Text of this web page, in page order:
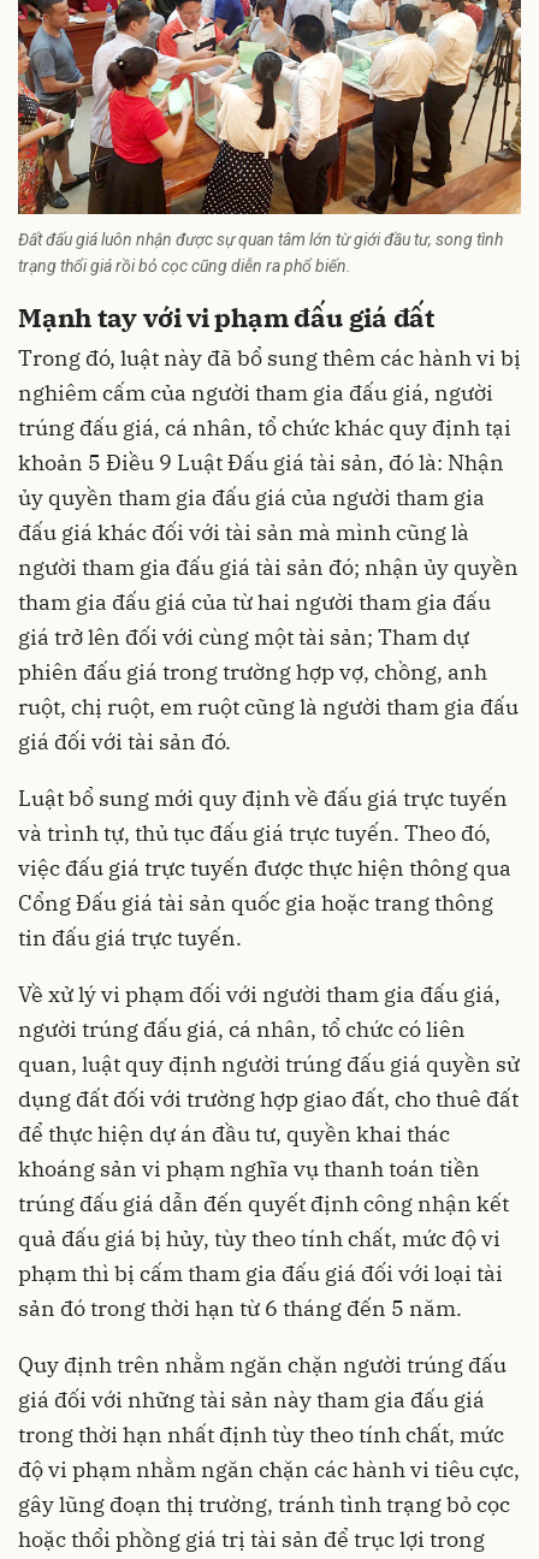
Đất đấu giá luôn nhận được sự quan tâm lớn từ giới đầu tư, song tình
trạng thổi giá rồi bỏ cọc cũng diễn ra phổ biến.
Mạnh tay với vi phạm đấu giá đất
Trong đó, luật này đã bổ sung thêm các hành vi bị
nghiêm cấm của người tham gia đấu giá, người
trúng đấu giá, cá nhân, tổ chức khác quy định tại
khoản 5 Điều 9 Luật Đấu giá tài sản, đó là: Nhận
ủy quyền tham gia đấu giá của người tham gia
đấu giá khác đối với tài sản mà mình cũng là
người tham gia đấu giá tài sản đó; nhận ủy quyền
tham gia đấu giá của từ hai người tham gia đấu
giá trở lên đối với cùng một tài sản; Tham dự
phiên đấu giá trong trường hợp vợ, chồng, anh
ruột, chị ruột, em ruột cũng là người tham gia đấu
giá đối với tài sản đó.
Luật bổ sung mới quy định về đấu giá trực tuyến
và trình tự, thủ tục đấu giá trực tuyến. Theo đó,
việc đấu giá trực tuyến được thực hiện thông qua
Cổng Đấu giá tài sản quốc gia hoặc trang thông
tin đấu giá trực tuyến.
Về xử lý vi phạm đối với người tham gia đấu giá,
người trúng đấu giá, cá nhân, tổ chức có liên
quan, luật quy định người trúng đấu giá quyền sử
dụng đất đối với trường hợp giao đất, cho thuê đất
để thực hiện dự án đầu tư, quyền khai thác
khoáng sản vi phạm nghĩa vụ thanh toán tiền
trúng đấu giá dẫn đến quyết định công nhận kết
quả đấu giá bị hủy, tùy theo tính chất, mức độ vi
phạm thì bị cấm tham gia đấu giá đối với loại tài
sản đó trong thời hạn từ 6 tháng đến 5 năm.
Quy định trên nhằm ngăn chặn người trúng đấu
giá đối với những tài sản này tham gia đấu giá
trong thời hạn nhất định tùy theo tính chất, mức
độ vi phạm nhằm ngăn chặn các hành vi tiêu cực,
gây lũng đoạn thị trường, tránh tình trạng bỏ cọc
hoặc thổi phồng giá trị tài sản để trục lợi trong